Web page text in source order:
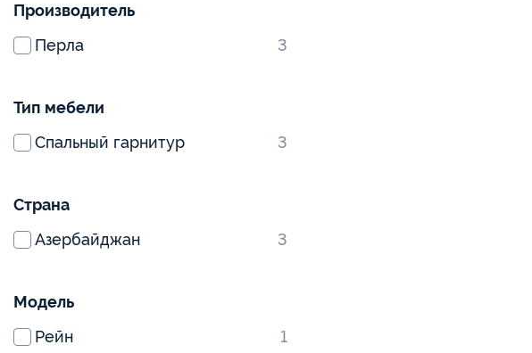
Производитель
Перла
3
Тип мебели
Спальный гарнитур
3
Страна
Азербайджан
3
Модель
Рейн
1